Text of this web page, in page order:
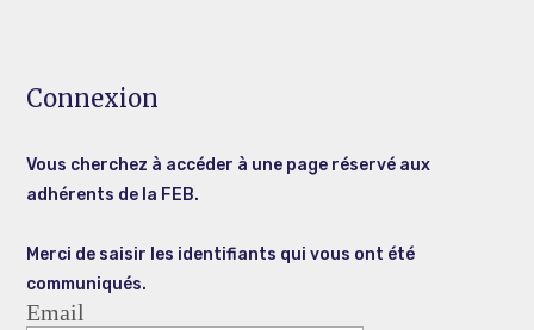
Connexion
Vous cherchez à accéder à une page réservé aux
adhérents de la FEB.
Merci de saisir les identifiants qui vous ont été
communiqués.
Email